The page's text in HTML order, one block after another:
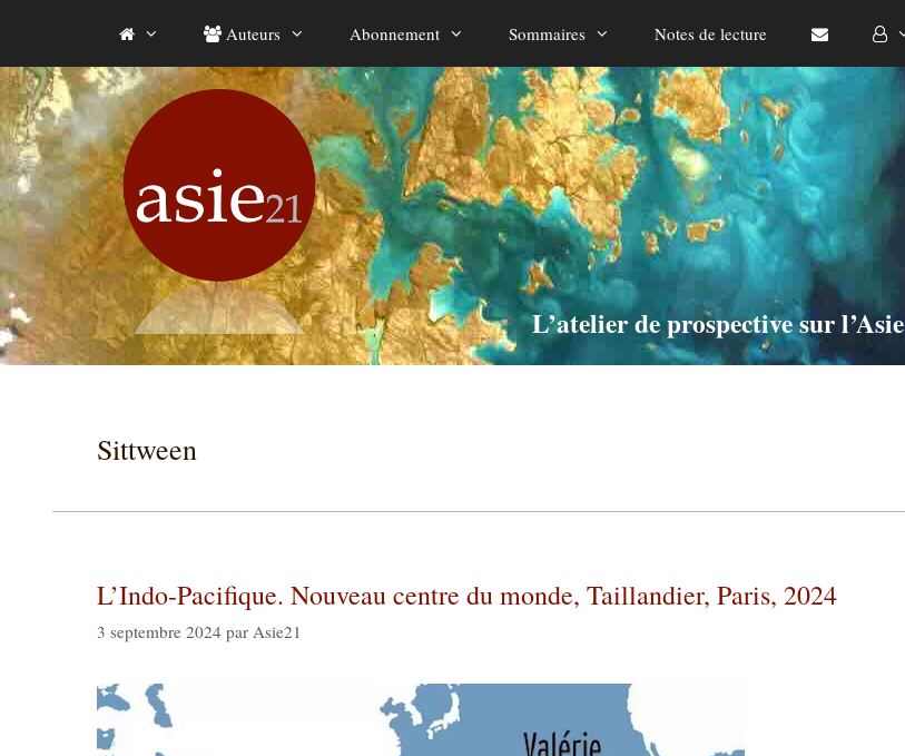
contenu
Auteurs Abonnement Sommaires Notes de lecture
L’atelier de prospective sur l’Asie
Sittween
L’Indo-Pacifique. Nouveau centre du monde, Taillandier, Paris, 2024
3 septembre 2024 par Asie21